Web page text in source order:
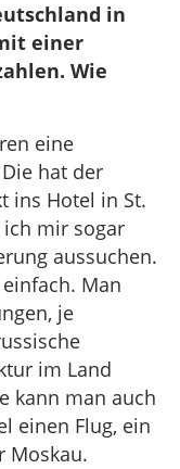
in
einer
Wie
eine
hat der
ins Hotel in St.
ich mir sogar
aussuchen.
Man
je
im Land
kann man auch
einen Flug, ein
Moskau.